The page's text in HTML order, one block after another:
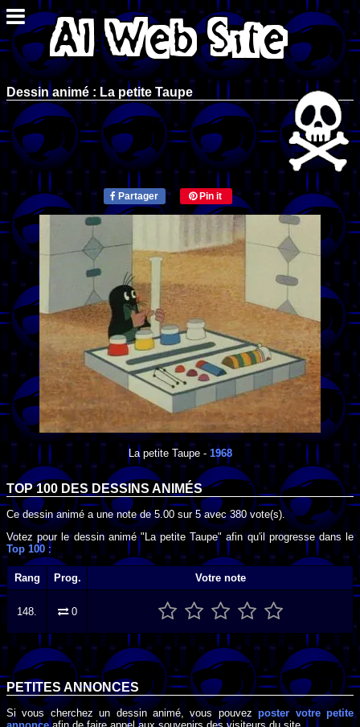
Dessin animé : La petite Taupe
Partager Pin it
La petite Taupe- 1968
TOP 100 DESDESSINS ANIMÉS
Ce dessin animé a une note de5.00 sur5avec380vote(s).
Votez pour le dessin animé "La petite Taupe" afin qu'il progresse dans le
Top 100 :
Rang Prog. Votre note
148. 0
PETITES ANNONCES
Si vous cherchez un dessin animé, vous pouvezposter votre petite